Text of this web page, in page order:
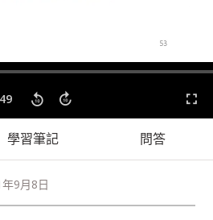
設計
資料專案
學習筆記 會員(14) 課程介
學習筆記 問答
9月8日